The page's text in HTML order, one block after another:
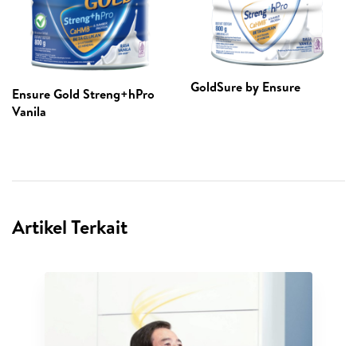
Ensure Gold Streng+hPro
Vanila
GoldSure by Ensure
Artikel Terkait